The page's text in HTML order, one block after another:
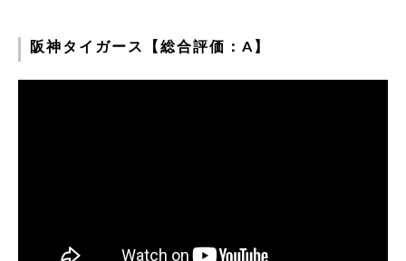
阪神タイガース【総合評価：A】